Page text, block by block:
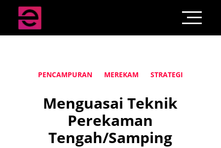
PENCAMPURAN MEREKAM STRATEGI
Menguasai Teknik
Perekaman
Tengah/Samping